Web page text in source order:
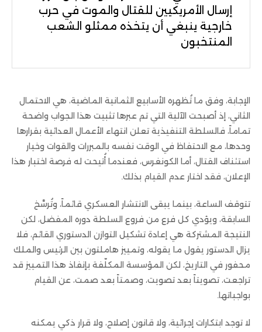
إرسال الأمريكيين للقتال والموت في حرب
خارجية ينبغي أن يتخذه ممثلو الشعب
المنتخبون
الإجابة، وفق ما تُظهره الأسابيع الثمانية الماضية، هي الاحتمال
الثاني، إذ أصبحت الآلية التي تم عبرها تثبيت هذا الجواب واضحة
تماماً، فالسلطة التنفيذية تعلن انتهاء الأعمال العدائية بقرارها
وحدها، مع الاحتفاظ في الوقت نفسه بالمبررات والقوات وخيار
استئناف القتال، أما الكونغرس، فعندما أُتيحت له فرصة اختبار هذا
الإعلان، فقد اختار عدم القيام بذلك.
تتوقف الساعة، بينما يبقى الانتشار العسكري قائماً، وتُرسَّخ
السابقة، ويؤدي كل فرع من فروع السلطة دوره المفضل، لكن
النتيجة المشتركة هي إعادة تشكيل التوازن الدستوري القائم، فلا
يزال الدستور يقول ما يقوله، وتمييز هاملتون بين الرئيس والملك
محفور في التاريخ، لكن المؤسسة المكلّفة بإنفاذ هذا التمييز قد
تراجعت، تصويتاً بعد تصويت، وصمتاً بعد صمت، عن القيام
بواجباتها.
لا توجد ابتكارات إجرائية، ولا قانون إصلاح، ولا قرار ذكي يمكنه